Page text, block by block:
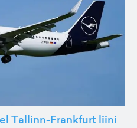
Tallinn-Frankfurt liini